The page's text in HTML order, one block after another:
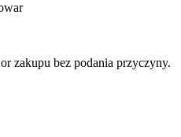
zakupu bez podania przyczyny.